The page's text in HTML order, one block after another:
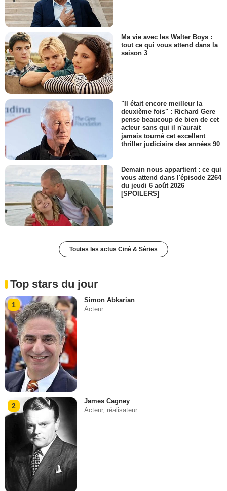
Ma vie avec les Walter Boys :
tout ce qui vous attend dans la
saison 3
"Il était encore meilleur la
deuxième fois" : Richard Gere
pense beaucoup de bien de cet
acteur sans qui il n'aurait
jamais tourné cet excellent
thriller judiciaire des années 90
Demain nous appartient : ce qui
vous attend dans l'épisode 2264
du jeudi 6 août 2026
[SPOILERS]
Toutes les actus Ciné & Séries
Top stars du jour
1
Simon Abkarian
Acteur
2
James Cagney
Acteur, réalisateur